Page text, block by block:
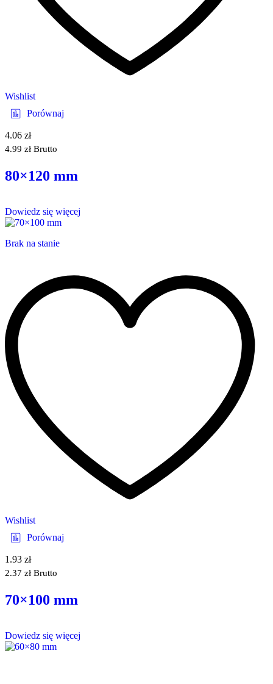
Wishlist
Porównaj
4.06 zł
4.99 zł Brutto
80×120 mm
Dowiedz się więcej
Brak na stanie
Wishlist
Porównaj
1.93 zł
2.37 zł Brutto
70×100 mm
Dowiedz się więcej